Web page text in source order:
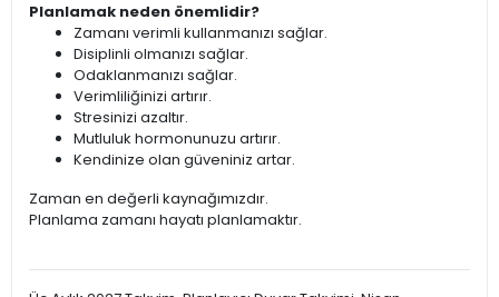
Planlamak neden önemlidir?
Zamanı verimli kullanmanızı sağlar.
Disiplinli olmanızı sağlar.
Odaklanmanızı sağlar.
Verimliliğinizi artırır.
Stresinizi azaltır.
Mutluluk hormonunuzu artırır.
Kendinize olan güveniniz artar.
Zaman en değerli kaynağımızdır.
Planlama zamanı hayatı planlamaktır.